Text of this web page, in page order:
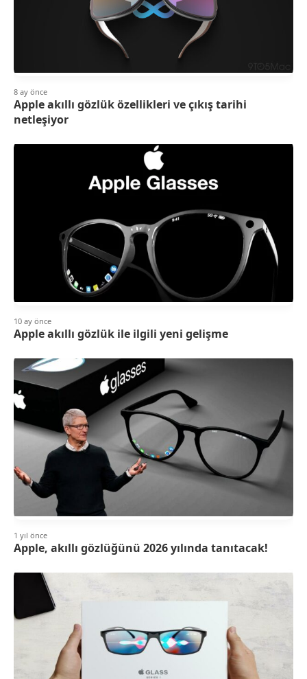
8 ay önce
Apple akıllı gözlük özellikleri ve çıkış tarihi
netleşiyor
10 ay önce
Apple akıllı gözlük ile ilgili yeni gelişme
1 yıl önce
Apple, akıllı gözlüğünü 2026 yılında tanıtacak!